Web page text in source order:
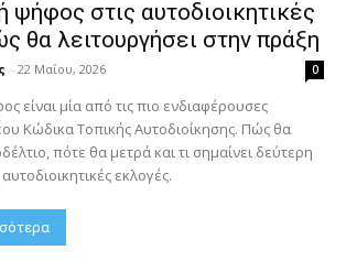
ψήφος στις αυτοδιοικητικές
θα λειτουργήσει στην πράξη
- 22 Μαΐου, 2026 0
είναι μία από τις πιο ενδιαφέρουσες
Κώδικα Τοπικής Αυτοδιοίκησης. Πώς θα
πότε θα μετρά και τι σημαίνει δεύτερη
εκλογές.